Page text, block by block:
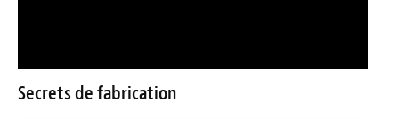
Secrets de fabrication